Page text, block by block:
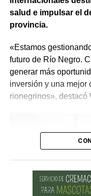
motobombas, 3
equipamiento.
meteorológicas,
para mejorar la
de respuesta frente al
salud e impulsar el
provincia.
«Estamos
futuro de Río Negro.
generar más
inversión y una mejor
rionegrinos», destacó